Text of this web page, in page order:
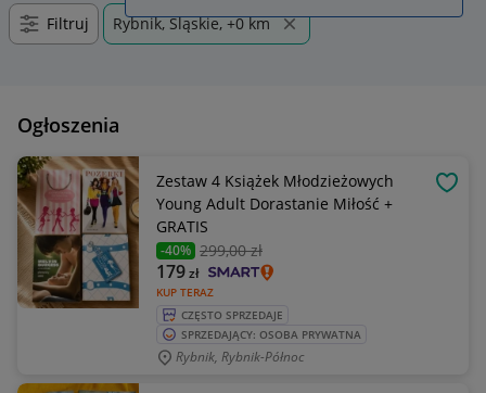
Filtruj Rybnik, Śląskie, +0 km
Ogłoszenia
Zestaw 4 Książek Młodzieżowych
Young Adult Dorastanie Miłość +
GRATIS
-40% 299,00 zł
KUP TERAZ
179zł
CZĘSTO SPRZEDAJE
SPRZEDAJĄCY: OSOBA PRYWATNA
Rybnik, Rybnik-Północ